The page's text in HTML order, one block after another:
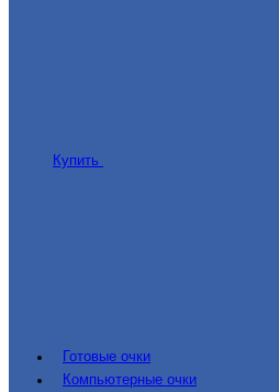
Купить
Готовые очки
Компьютерные очки